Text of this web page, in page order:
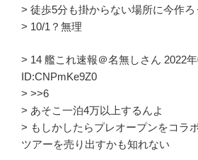
> 徒歩5分も掛からない場所に今作
> 10/1？無理
> 14 艦これ速報＠名無しさん 2022
ID:CNPmKe9Z0
> >>6
> あそこ一泊4万以上するんよ
> もしかしたらプレオープンをコラ
ツアーを売り出すかも知れない